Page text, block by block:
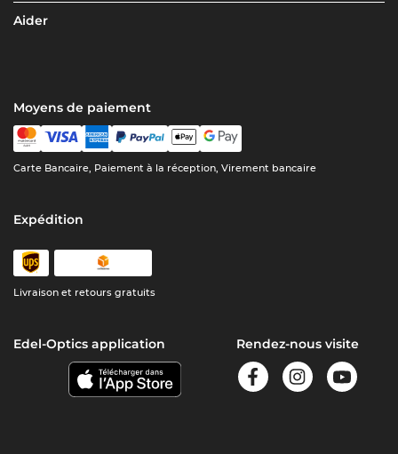
Aider
Moyens de paiement
Carte Bancaire, Paiement à la réception, Virement bancaire
Expédition
Livraison et retours gratuits
Edel-Optics application Rendez-nous visite